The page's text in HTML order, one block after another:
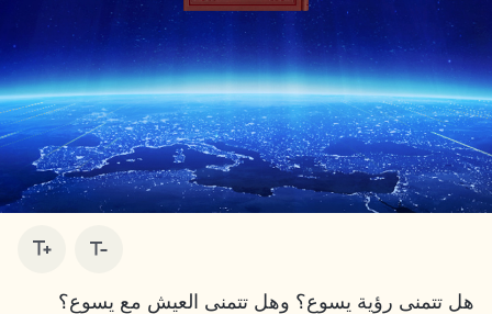
هل تتمنى رؤية يسوع؟ وهل تتمنى العيش مع يسوع؟